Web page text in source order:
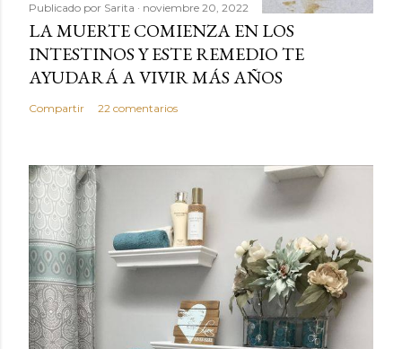
Publicado por Sarita noviembre 20, 2022
LA MUERTE COMIENZA EN LOS
INTESTINOS Y ESTE REMEDIO TE
AYUDARÁ A VIVIR MÁS AÑOS
Compartir 22 comentarios